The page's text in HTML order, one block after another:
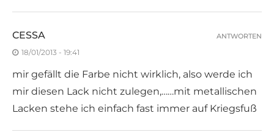
CESSA
18/01/2013 - 19:41
mir gefällt die Farbe nicht wirklich, also werde ich
mir diesen Lack nicht zulegen,……mit metallischen
Lacken stehe ich einfach fast immer auf Kriegsfuß
ANTWORTEN